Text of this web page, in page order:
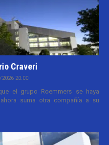
Craveri
20:00
el grupo Roemmers se haya
suma otra compañía a su